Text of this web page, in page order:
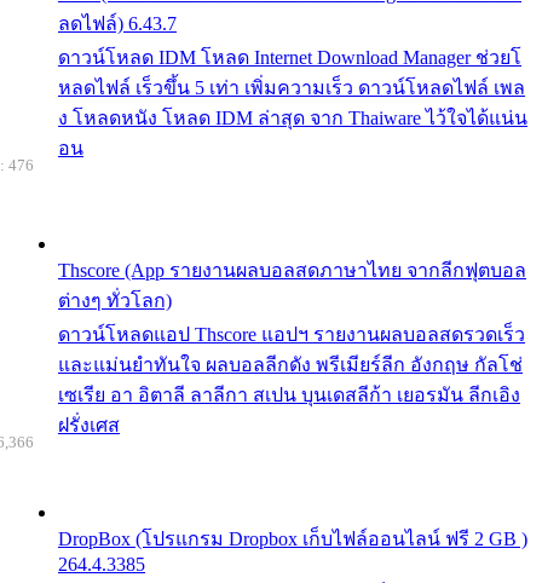
ลดไฟล์) 6.43.7
ดาวน์โหลด IDM โหลด Internet Download Manager ช่วยโ
หลดไฟล์ เร็วขึ้น 5 เท่า เพิ่มความเร็ว ดาวน์โหลดไฟล์ เพล
ง โหลดหนัง โหลด IDM ล่าสุด จาก Thaiware ไว้ใจได้แน่น
อน
Thscore (App รายงานผลบอลสดภาษาไทย จากลีกฟุตบอล
ต่างๆ ทั่วโลก)
ดาวน์โหลดแอป Thscore แอปฯ รายงานผลบอลสดรวดเร็ว
และแม่นยำทันใจ ผลบอลลีกดัง พรีเมียร์ลีก อังกฤษ กัลโช่
เซเรีย อา อิตาลี ลาลีกา สเปน บุนเดสลีก้า เยอรมัน ลีกเอิง
ฝรั่งเศส
476
DropBox (โปรแกรม Dropbox เก็บไฟล์ออนไลน์ ฟรี 2 GB )
264.4.3385